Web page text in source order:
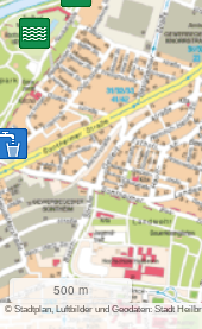
500 m
© Stadtplan, Luftbilder und Geodaten: Stadt